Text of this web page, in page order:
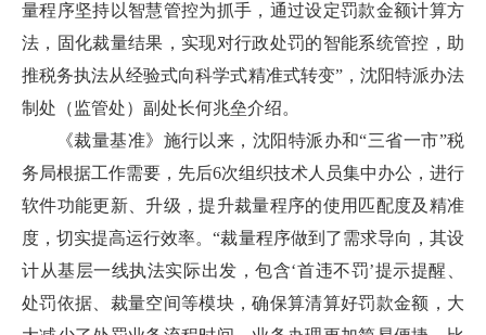
量程序坚持以智慧管控为抓手，通过设定罚款金额计算方
法，固化裁量结果，实现对行政处罚的智能系统管控，助
推税务执法从经验式向科学式精准式转变”，沈阳特派办法
制处（监管处）副处长何兆垒介绍。
《裁量基准》施行以来，沈阳特派办和“三省一市”税
务局根据工作需要，先后6次组织技术人员集中办公，进行
软件功能更新、升级，提升裁量程序的使用匹配度及精准
度，切实提高运行效率。“裁量程序做到了需求导向，其设
计从基层一线执法实际出发，包含‘首违不罚’提示提醒、
处罚依据、裁量空间等模块，确保算清算好罚款金额，大